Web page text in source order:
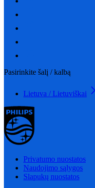
Pasirinkite šalį / kalbą
Lietuva / Lietuviškai
Privatumo nuostatos
Naudojimo sąlygos
Slapukų nuostatos